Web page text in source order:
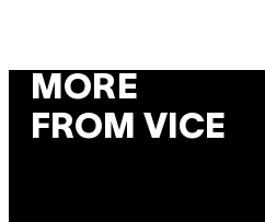
MORE
FROM VICE